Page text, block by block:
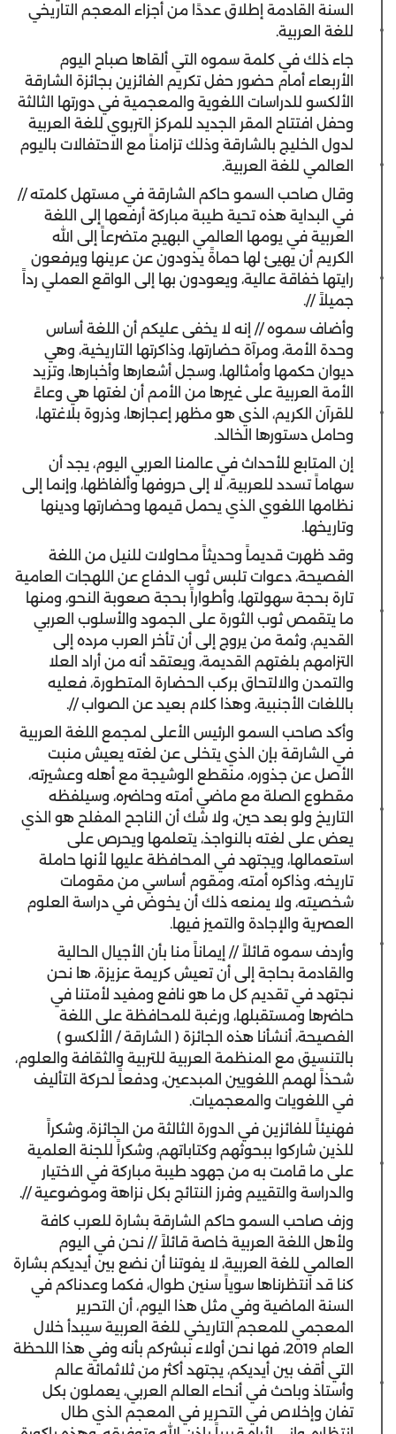
السنة القادمة إطلاق عددًا من أجزاء المعجم التاريخي
للغة العربية.
جاء ذلك في كلمة سموه التي ألقاها صباح اليوم
الأربعاء أمام حضور حفل تكريم الفائزين بجائزة الشارقة
الألكسو للدراسات اللغوية والمعجمية في دورتها الثالثة
وحفل افتتاح المقر الجديد للمركز التربوي للغة العربية
لدول الخليج بالشارقة وذلك تزامناً مع الاحتفالات باليوم
العالمي للغة العربية.
وقال صاحب السمو حاكم الشارقة في مستهل كلمته //
في البداية هذه تحية طيبة مباركة أرفعها إلى اللغة
العربية في يومها العالمي البهيج متضرعاً إلى الله
الكريم أن يهيئ لها حماةً يذودون عن عرينها ويرفعون
رايتها خفاقة عالية، ويعودون بها إلى الواقع العملي رداً
جميلاً //.
وأضاف سموه // إنه لا يخفى عليكم أن اللغة أساس
وحدة الأمة، ومرآة حضارتها، وذاكرتها التاريخية، وهي
ديوان حكمها وأمثالها، وسجل أشعارها وأخبارها، وتزيد
الأمة العربية على غيرها من الأمم أن لغتها هي وعاءً
للقرآن الكريم، الذي هو مظهر إعجازها، وذروة بلاغتها،
وحامل دستورها الخالد.
إن المتابع للأحداث في عالمنا العربي اليوم، يجد أن
سهاماً تسدد للعربية، لا إلى حروفها وألفاظها، وإنما إلى
نظامها اللغوي الذي يحمل قيمها وحضارتها ودينها
وتاريخها.
وقد ظهرت قديماً وحديثاً محاولات للنيل من اللغة
الفصيحة، دعوات تلبس ثوب الدفاع عن اللهجات العامية
تارة بحجة سهولتها، وأطواراً بحجة صعوبة النحو، ومنها
ما يتقمص ثوب الثورة على الجمود والأسلوب العربي
القديم، وثمة من يروج إلى أن تأخر العرب مرده إلى
التزامهم بلغتهم القديمة، ويعتقد أنه من أراد العلا
والتمدن والالتحاق بركب الحضارة المتطورة، فعليه
باللغات الأجنبية، وهذا كلام بعيد عن الصواب //.
وأكد صاحب السمو الرئيس الأعلى لمجمع اللغة العربية
في الشارقة بإن الذي يتخلى عن لغته يعيش منبت
الأصل عن جذوره، منقطع الوشيجة مع أهله وعشيرته،
مقطوع الصلة مع ماضي أمته وحاضره، وسيلفظه
التاريخ ولو بعد حين، ولا شك أن الناجح المفلح هو الذي
يعض على لغته بالنواجذ، يتعلمها ويحرص على
استعمالها، ويجتهد في المحافظة عليها لأنها حاملة
تاريخه، وذاكره أمته، ومقوم أساسي من مقومات
شخصيته، ولا يمنعه ذلك أن يخوض في دراسة العلوم
العصرية والإجادة والتميز فيها.
وأردف سموه قائلاً // إيماناً منا بأن الأجيال الحالية
والقادمة بحاجة إلى أن تعيش كريمة عزيزة، ها نحن
نجتهد في تقديم كل ما هو نافع ومفيد لأمتنا في
حاضرها ومستقبلها، ورغبة للمحافظة على اللغة
الفصيحة، أنشأنا هذه الجائزة ( الشارقة / الألكسو )
بالتنسيق مع المنظمة العربية للتربية والثقافة والعلوم،
شحذاً لهمم اللغويين المبدعين، ودفعاً لحركة التأليف
في اللغويات والمعجميات.
فهنيئاً للفائزين في الدورة الثالثة من الجائزة، وشكراً
للذين شاركوا ببحوثهم وكتاباتهم، وشكراً للجنة العلمية
على ما قامت به من جهود طيبة مباركة في الاختيار
والدراسة والتقييم وفرز النتائج بكل نزاهة وموضوعية //.
وزف صاحب السمو حاكم الشارقة بشارة للعرب كافة
ولأهل اللغة العربية خاصة قائلاً // نحن في اليوم
العالمي للغة العربية، لا يفوتنا أن نضع بين أيديكم بشارة
كنا قد انتظرناها سوياً سنين طوال، فكما وعدناكم في
السنة الماضية وفي مثل هذا اليوم، أن التحرير
المعجمي للمعجم التاريخي للغة العربية سيبدأ خلال
العام 2019، فها نحن أولاء نبشركم بأنه وفي هذا اللحظة
التي أقف بين أيديكم، يجتهد أكثر من ثلاثمائة عالم
وأستاذ وباحث في أنحاء العالم العربي، يعملون بكل
تفان وإخلاص في التحرير في المعجم الذي طال